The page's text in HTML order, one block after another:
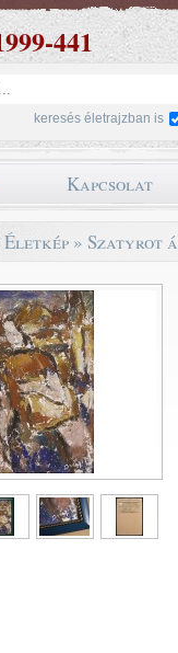
441
keresés életrajzban is
Kapcsolat
Életkép » Szatyrot